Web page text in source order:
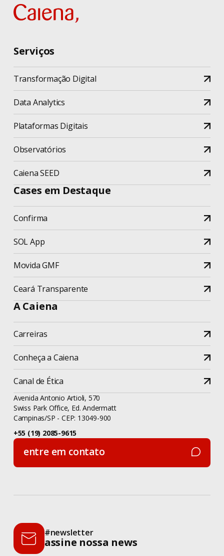
Serviços
Transformação Digital
Data Analytics
Plataformas Digitais
Observatórios
Caiena SEED
Cases em Destaque
Confirma
SOL App
Movida GMF
Ceará Transparente
A Caiena
Carreiras
Conheça a Caiena
Canal de Ética
Avenida Antonio Artioli, 570
Swiss Park Office, Ed. Andermatt
Campinas/SP - CEP: 13049-900
+55 (19) 2085-9615
entre em contato
entre em contato
#newsletter
assine nossa news